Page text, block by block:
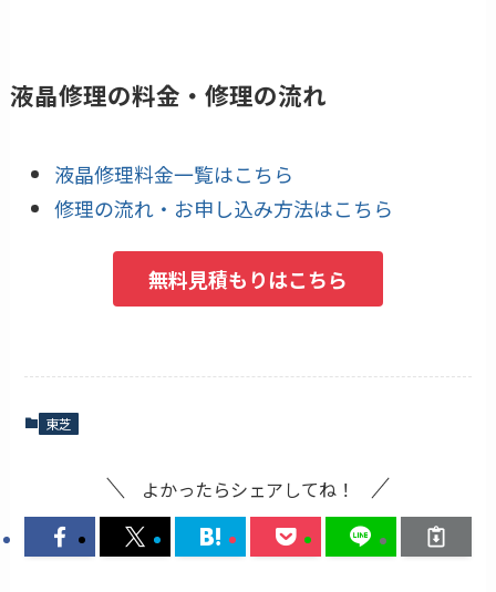
液晶修理の料金・修理の流れ
液晶修理料金一覧はこちら
修理の流れ・お申し込み方法はこちら
無料見積もりはこちら
東芝
よかったらシェアしてね！